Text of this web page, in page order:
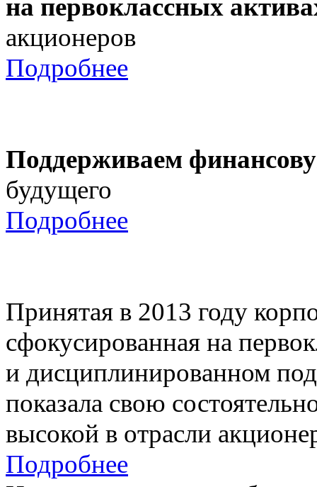
на первоклассных
акционеров
Подробнее
Поддерживаем
будущего
Подробнее
Принятая в 2013 году
сфокусированная на
и дисциплинированном
показала свою
высокой в отрасли
Подробнее